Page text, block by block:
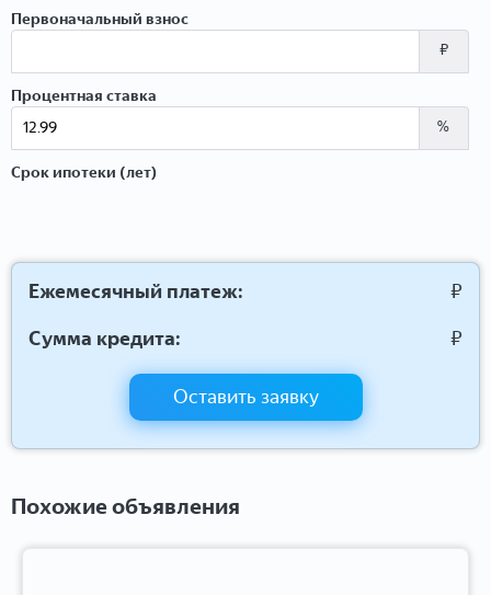
Первоначальный взнос
₽
Процентная ставка
%
Срок ипотеки (лет)
Ежемесячный платеж:
₽
Сумма кредита:
₽
Оставить заявку
Похожие объявления